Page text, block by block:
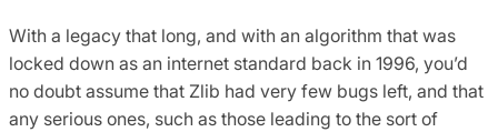
With a legacy that long, and with an algorithm that was
locked down as an internet standard back in 1996, you’d
no doubt assume that Zlib had very few bugs left, and that
any serious ones, such as those leading to the sort of